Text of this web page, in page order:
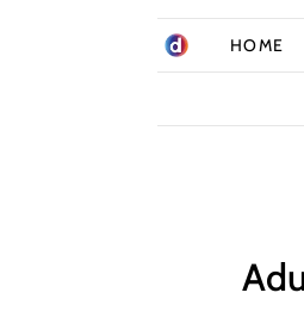
HOME